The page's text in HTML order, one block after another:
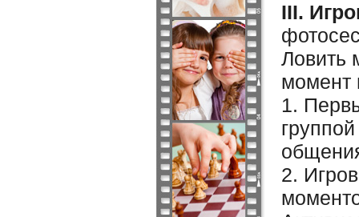
III.
Ловить
момент
1.
2.